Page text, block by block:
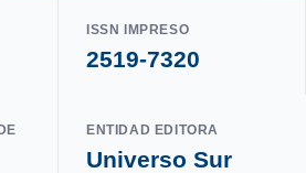
ISSN IMPRESO
2519-7320
ENTIDAD EDITORA
Universo Sur